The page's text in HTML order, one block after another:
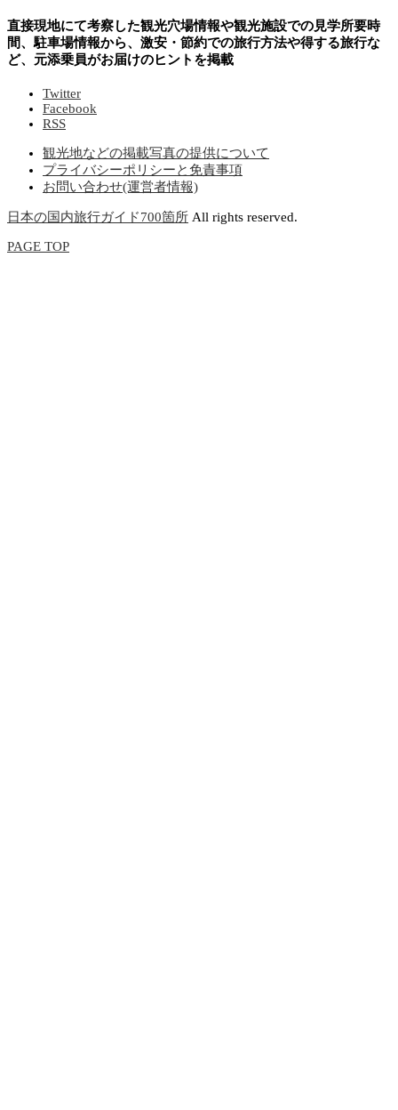
直接現地にて考察した観光穴場情報や観光施設での見学所要時
間、駐車場情報から、激安・節約での旅行方法や得する旅行な
ど、元添乗員がお届けのヒントを掲載
Twitter
Facebook
RSS
観光地などの掲載写真の提供について
プライバシーポリシーと免責事項
お問い合わせ(運営者情報)
日本の国内旅行ガイド700箇所 All rights reserved.
PAGE TOP